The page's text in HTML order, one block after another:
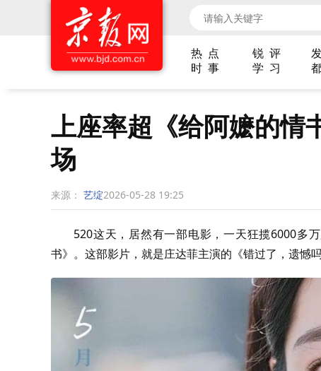
热 点 锐 评
时 事
学 习
上座率超《给阿嬷的情
场
来源： 艺绽2026-05-28 19:25
520这天，居然有一部电影，一天狂揽6000多
书》。这部影片，就是庄达菲主演的《错过了，遗憾吗